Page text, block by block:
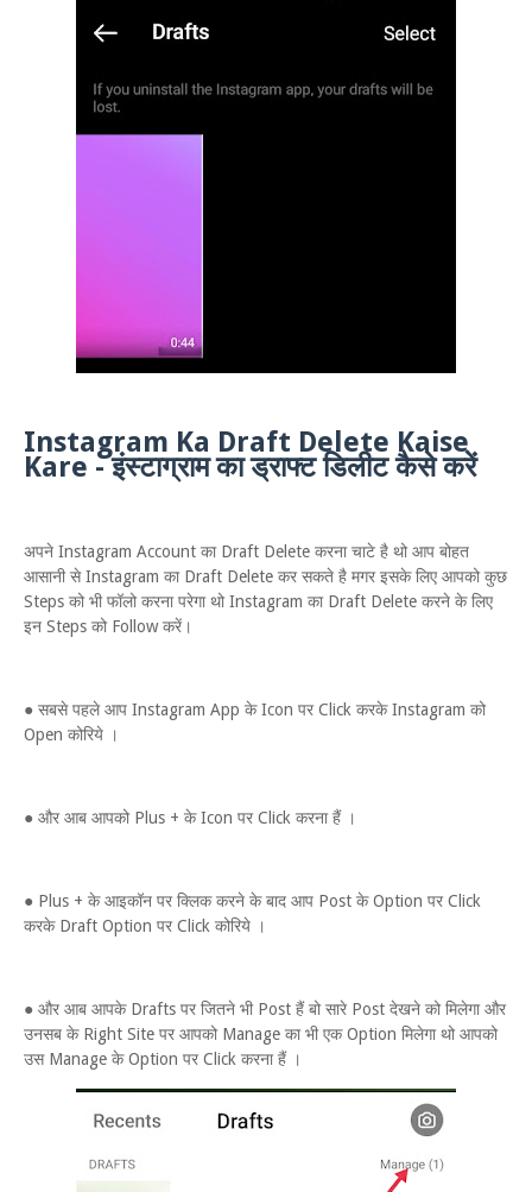
Instagram Ka Draft Delete Kaise
Kare - इंस्टाग्राम का ड्राफ्ट डिलीट कैसे करें
अपने Instagram Account का Draft Delete करना चाटे है थो आप बोहत
आसानी से Instagram का Draft Delete कर सकते है मगर इसके लिए आपको कुछ
Steps को भी फॉलो करना परेगा थो Instagram का Draft Delete करने के लिए
इन Steps को Follow करें।
● सबसे पहले आप Instagram App के Icon पर Click करके Instagram को
Open कोरिये ।
● और आब आपको Plus + के Icon पर Click करना हैं ।
● Plus + के आइकॉन पर क्लिक करने के बाद आप Post के Option पर Click
करके Draft Option पर Click कोरिये ।
● और आब आपके Drafts पर जितने भी Post हैं बो सारे Post देखने को मिलेगा और
उनसब के Right Site पर आपको Manage का भी एक Option मिलेगा थो आपको
उस Manage के Option पर Click करना हैं ।